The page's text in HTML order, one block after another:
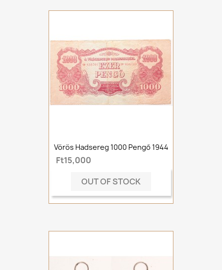
Vörös Hadsereg 1000 Pengő 1944
Ft15,000
OUT OF STOCK